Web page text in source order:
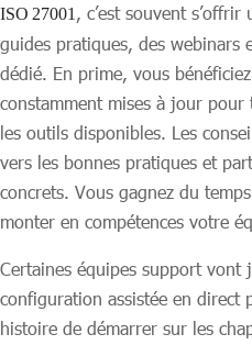
ISO 27001 , c’est souvent
guides pratiques, des webinars
dédié. En prime, vous
constamment mises à jour
les outils disponibles. Les
vers les bonnes pratiques et
concrets. Vous gagnez du
monter en compétences votre
Certaines équipes support vont
configuration assistée en direct
histoire de démarrer sur les